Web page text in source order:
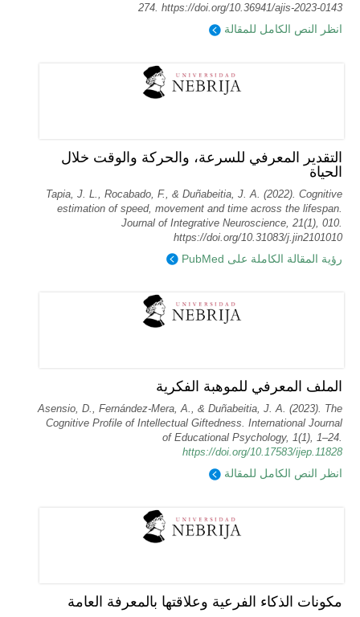
274. https://doi.org/10.36941/ajis-2023-0143
انظر النص الكامل للمقالة
التقدير المعرفي للسرعة، والحركة والوقت خلال
الحياة
Tapia, J. L., Rocabado, F., & Duñabeitia, J. A. (2022). Cognitive
estimation of speed, movement and time across the lifespan.
Journal of Integrative Neuroscience, 21(1), 010.
https://doi.org/10.31083/j.jin2101010
رؤية المقالة الكاملة على PubMed
الملف المعرفي للموهبة الفكرية
Asensio, D., Fernández-Mera, A., & Duñabeitia, J. A. (2023). The
Cognitive Profile of Intellectual Giftedness. International Journal
of Educational Psychology, 1(1), 1–24.
https://doi.org/10.17583/ijep.11828
انظر النص الكامل للمقالة
مكونات الذكاء الفرعية وعلاقتها بالمعرفة العامة